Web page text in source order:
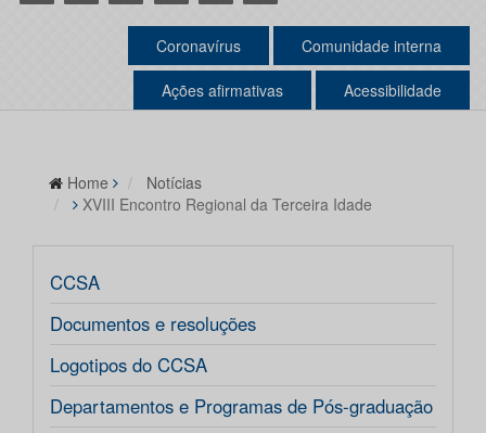
Coronavírus Comunidade interna
Ações afirmativas Acessibilidade
Home
Notícias
XVIII Encontro Regional da Terceira Idade
CCSA
Documentos e resoluções
Logotipos do CCSA
Departamentos e Programas de Pós-graduação